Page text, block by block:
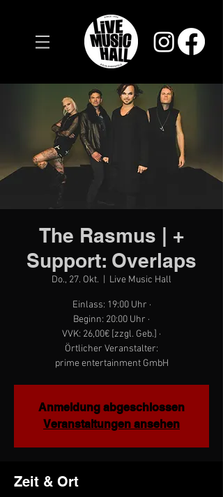
The Rasmus | +
Support: Overlaps
Do., 27. Okt. Live Music Hall
Einlass: 19:00 Uhr ·
Beginn: 20:00 Uhr ·
VVK: 26,00€ [zzgl. Geb.] ·
Örtlicher Veranstalter:
prime entertainment GmbH
Anmeldung abgeschlossen
Veranstaltungen ansehen
Zeit & Ort